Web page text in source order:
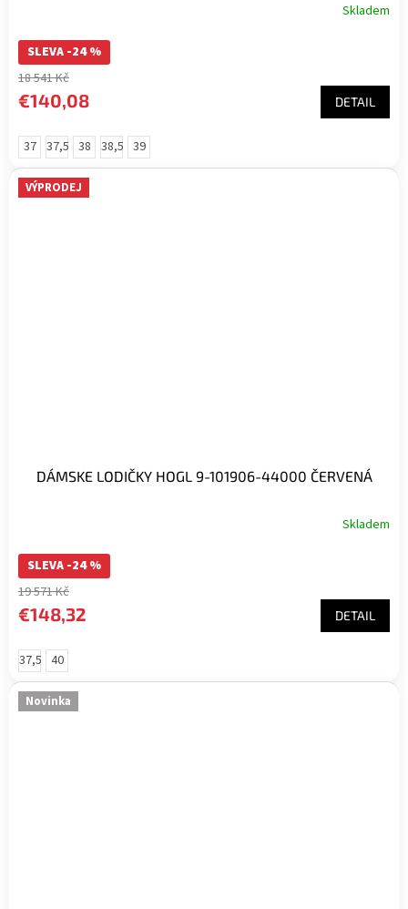
produktu
je
5,0
z
hviezdičiek.
Skladem
SLEVA -24 %
18 541 Kč
€140,08 DETAIL
37 37,5 38 38,5 39
VÝPRODEJ
DÁMSKE LODIČKY HOGL 9-101906-44000 ČERVENÁ
Skladem
SLEVA -24 %
19 571 Kč
€148,32 DETAIL
37,5 40
Novinka